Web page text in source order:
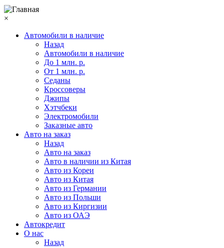
×
Автомобили в наличие
Назад
Автомобили в наличие
До 1 млн. р.
От 1 млн. р.
Седаны
Кроссоверы
Джипы
Хэтчбеки
Электромобили
Заказные авто
Авто на заказ
Назад
Авто на заказ
Авто в наличии из Китая
Авто из Кореи
Авто из Китая
Авто из Германии
Авто из Польши
Авто из Киргизии
Авто из ОАЭ
Автокредит
О нас
Назад